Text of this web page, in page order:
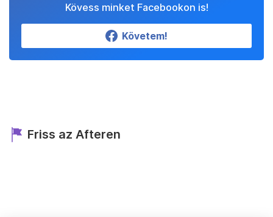
Kövess minket Facebookon is!
Követem!
Friss az Afteren